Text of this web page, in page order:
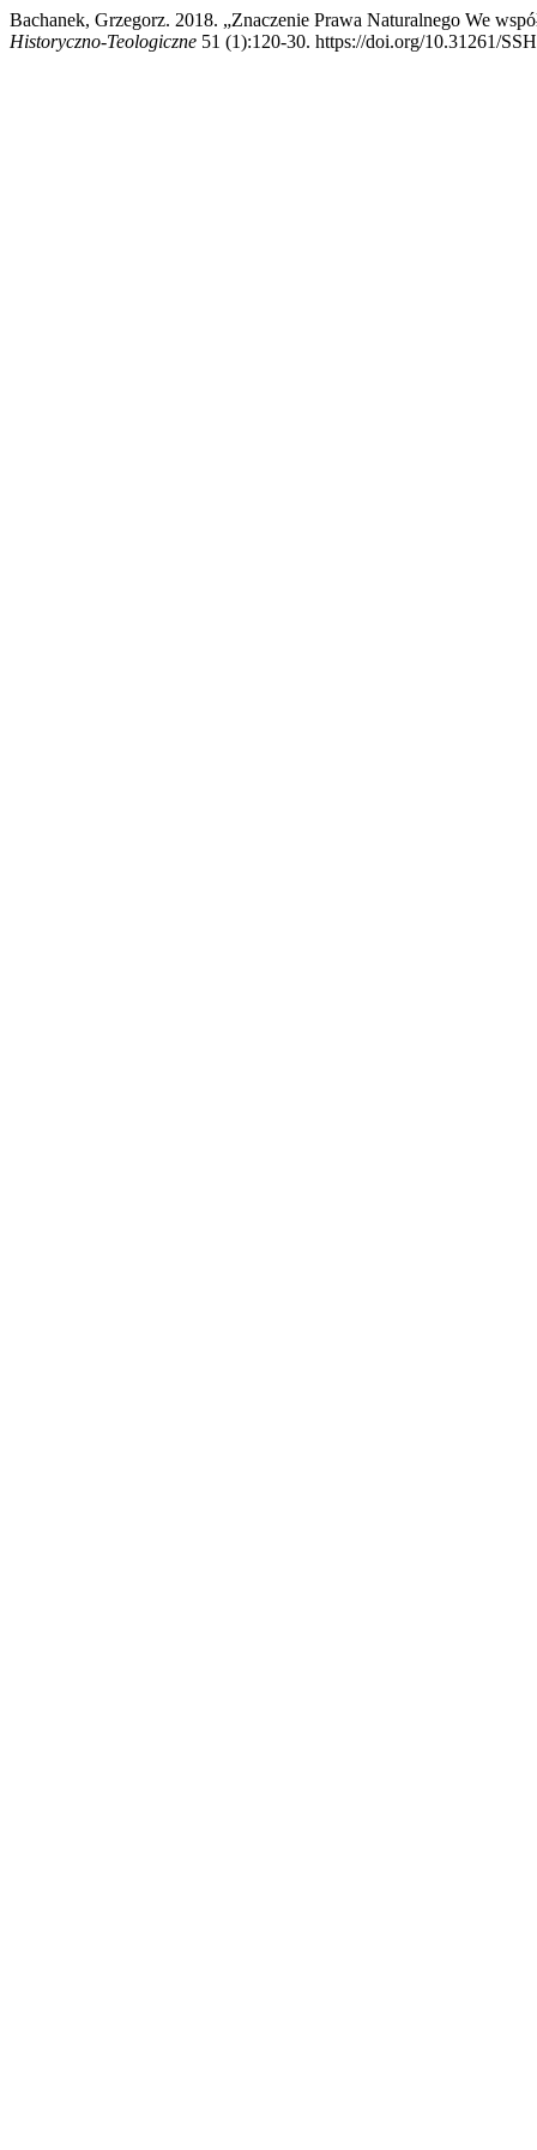
Bachanek, Grzegorz. 2018. „Znaczenie Prawa Naturalnego We
Historyczno-Teologiczne 51 (1):120-30. https://doi.org/10.31261/